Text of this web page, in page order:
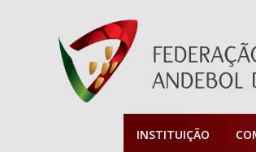
INSTITUIÇÃO